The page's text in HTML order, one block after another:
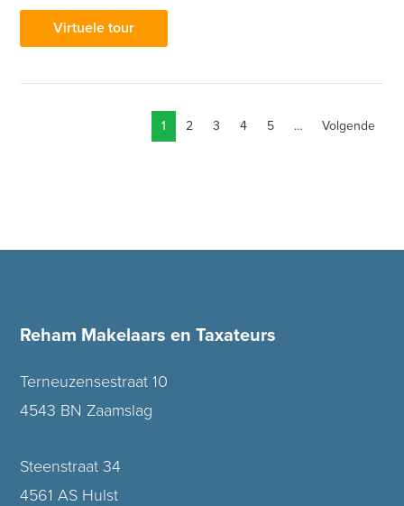
Virtuele tour
1 2 3 4 5 … Volgende
Reham Makelaars en Taxateurs
Terneuzensestraat 10
4543 BN Zaamslag
Steenstraat 34
4561 AS Hulst